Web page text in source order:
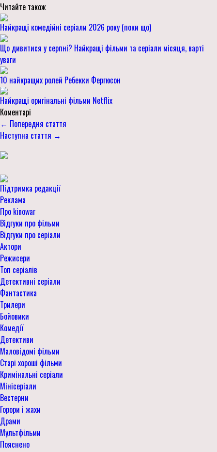
Читайте також
Найкращі комедійні серіали 2026 року (поки що)
Що дивитися у серпні? Найкращі фільми та серіали місяця, варті
уваги
10 найкращих ролей Ребекки Фергюсон
Найкращі оригінальні фільми Netflix
Коментарі
← Попередня стаття
Наступна стаття →
Підтримка редакції
Реклама
Про kinowar
Відгуки про фільми
Відгуки про серіали
Актори
Режисери
Топ серіалів
Детективні серіали
Фантастика
Трилери
Бойовики
Комедії
Детективи
Маловідомі фільми
Старі хороші фільми
Кримінальні серіали
Мінісеріали
Вестерни
Горори і жахи
Драми
Мультфільми
Пояснено